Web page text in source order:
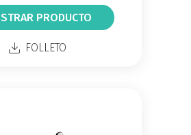
PRODUCTO
FOLLETO